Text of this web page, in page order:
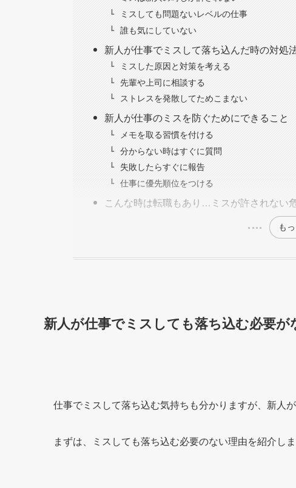
ミスしても問題ないレベルの仕事
誰も気にしていない
新人が仕事でミスして落ち込んだ時の対処
ミスした原因と対策を考える
先輩や上司に相談する
ストレスを発散してためこまない
新人が仕事のミスを防ぐためにできること
メモを取る習慣を付ける
分からない時はすぐに質問
失敗したらすぐに報告
仕事に優先順位をつける
こんな時は転職もあり…ミスが許されない
も
新人が仕事でミスしても落ち込む必要が
仕事でミスして落ち込む気持ちも分かりますが、新人
まずは、ミスしても落ち込む必要のない理由を紹介しま